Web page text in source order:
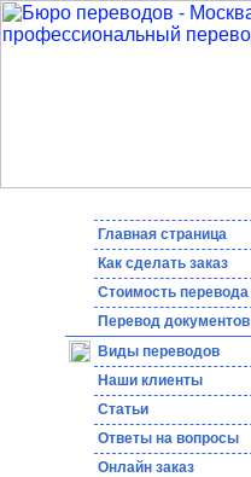
Главная страница
Как сделать заказ
Стоимость перевода
Пepeвoд дoкумeнтoв
Виды переводов
Наши клиенты
Статьи
Ответы на вопросы
Онлайн заказ